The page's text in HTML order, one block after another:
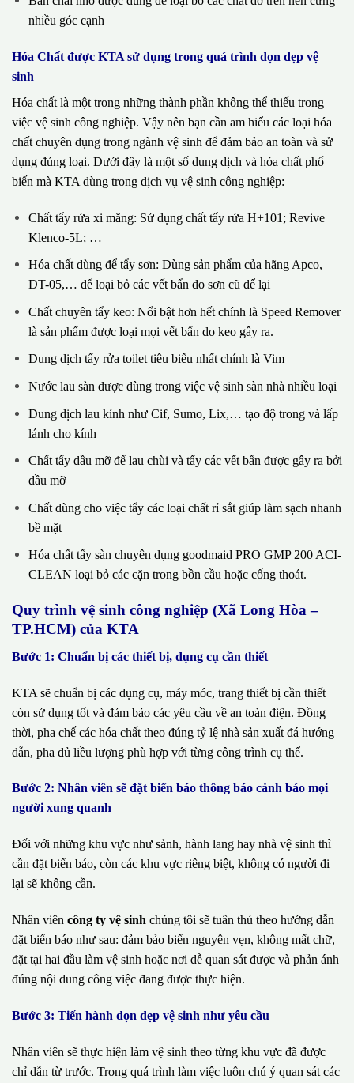
nhiều góc cạnh
Hóa Chất được KTA sử dụng trong quá trình dọn dẹp vệ
sinh
Hóa chất là một trong những thành phần không thể thiếu trong
việc vệ sinh công nghiệp. Vậy nên bạn cần am hiểu các loại hóa
chất chuyên dụng trong ngành vệ sinh để đảm bảo an toàn và sử
dụng đúng loại. Dưới đây là một số dung dịch và hóa chất phổ
biến mà KTA dùng trong dịch vụ vệ sinh công nghiệp:
Chất tẩy rửa xi măng: Sử dụng chất tẩy rửa H+101; Revive
Klenco-5L; …
Hóa chất dùng để tẩy sơn: Dùng sản phẩm của hãng Apco,
DT-05,… để loại bỏ các vết bẩn do sơn cũ để lại
Chất chuyên tẩy keo: Nổi bật hơn hết chính là Speed Remover
là sản phẩm được loại mọi vết bẩn do keo gây ra.
Dung dịch tẩy rửa toilet tiêu biểu nhất chính là Vim
Nước lau sàn được dùng trong việc vệ sinh sàn nhà nhiều loại
Dung dịch lau kính như Cif, Sumo, Lix,… tạo độ trong và lấp
lánh cho kính
Chất tẩy dầu mỡ để lau chùi và tẩy các vết bẩn được gây ra bởi
dầu mỡ
Chất dùng cho việc tẩy các loại chất rỉ sắt giúp làm sạch nhanh
bề mặt
Hóa chất tẩy sàn chuyên dụng goodmaid PRO GMP 200 ACI-
CLEAN loại bỏ các cặn trong bồn cầu hoặc cống thoát.
Quy trình vệ sinh công nghiệp (Xã Long Hòa –
TP.HCM) của KTA
Bước 1: Chuẩn bị các thiết bị, dụng cụ cần thiết
KTA sẽ chuẩn bị các dụng cụ, máy móc, trang thiết bị cần thiết
còn sử dụng tốt và đảm bảo các yêu cầu về an toàn điện. Đồng
thời, pha chế các hóa chất theo đúng tỷ lệ nhà sản xuất đá hướng
dẫn, pha đủ liều lượng phù hợp với từng công trình cụ thể.
Bước 2: Nhân viên sẽ đặt biển báo thông báo cảnh báo mọi
người xung quanh
Đối với những khu vực như sảnh, hành lang hay nhà vệ sinh thì
cần đặt biển báo, còn các khu vực riêng biệt, không có người đi
lại sẽ không cần.
Nhân viên công ty vệ sinh chúng tôi sẽ tuân thủ theo hướng dẫn
đặt biển báo như sau: đảm bảo biển nguyên vẹn, không mất chữ,
đặt tại hai đầu làm vệ sinh hoặc nơi dễ quan sát được và phản ánh
đúng nội dung công việc đang được thực hiện.
Bước 3: Tiến hành dọn dẹp vệ sinh như yêu cầu
Nhân viên sẽ thực hiện làm vệ sinh theo từng khu vực đã được
chỉ dẫn từ trước. Trong quá trình làm việc luôn chú ý quan sát các